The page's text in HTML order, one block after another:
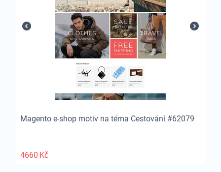
Magento e-shop motiv na téma Cestování #62079
4660 Kč